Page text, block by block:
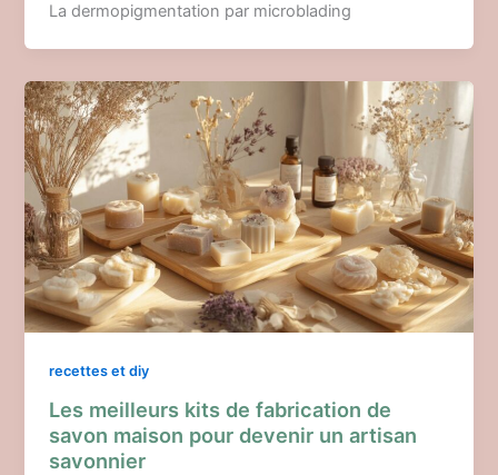
La dermopigmentation par microblading
recettes et diy
Les meilleurs kits de fabrication de
savon maison pour devenir un artisan
savonnier